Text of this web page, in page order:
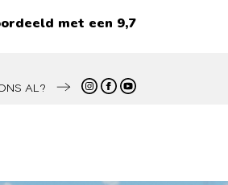
met een 9,7
AL?